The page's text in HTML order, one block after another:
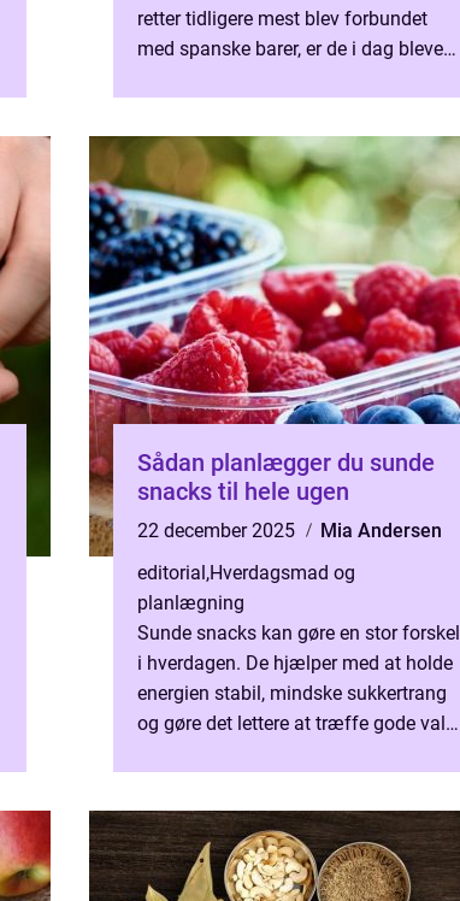
retter tidligere mest blev forbundet
med spanske barer, er de i dag blevet
Sådan planlægger du sunde
snacks til hele ugen
22 december 2025
Mia Andersen
editorial,Hverdagsmad og
planlægning
Sunde snacks kan gøre en stor forskel
i hverdagen. De hjælper med at holde
energien stabil, mindske sukkertrang
og gøre det lettere at træffe gode valg,